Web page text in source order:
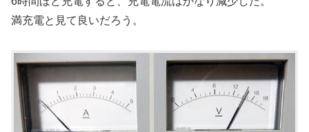
満充電と見て良いだろう。